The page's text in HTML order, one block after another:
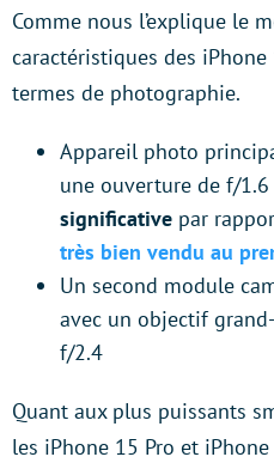
Comme nous l’explique le
caractéristiques des
termes de photographie.
Appareil photo
une ouverture de f/1.6
significative par
très bien vendu au
Un second module
avec un objectif
f/2.4
Quant aux plus puissants
les iPhone 15 Pro et